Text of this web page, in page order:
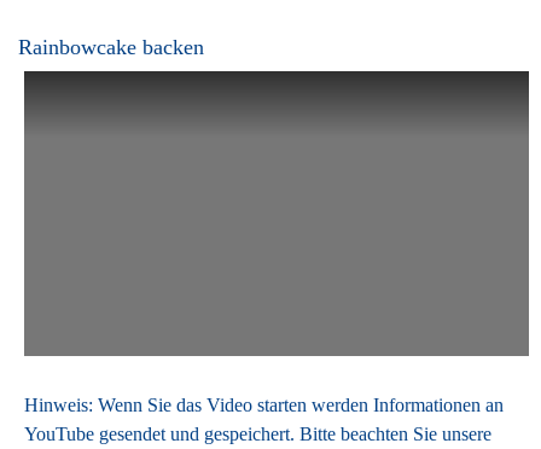
Rainbowcake backen
Hinweis: Wenn Sie das Video starten werden Informationen an
YouTube gesendet und gespeichert. Bitte beachten Sie unsere